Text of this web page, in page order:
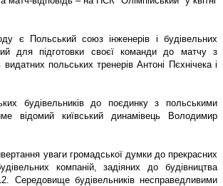
є Польський союз інженерів і будівельних
для підготовки своєї команди до матчу з
польських тренерів Антоні Пєхнічека і
будівельників до поєдинку з польськими
відомий київський динамівець Володимир
уваги громадської думки до прекрасних
компаній, задіяних до будівництва
Середовище будівельників несправедливими